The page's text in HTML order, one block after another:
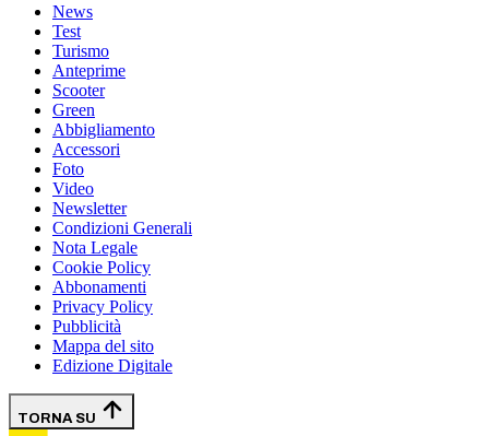
News
Test
Turismo
Anteprime
Scooter
Green
Abbigliamento
Accessori
Foto
Video
Newsletter
Condizioni Generali
Nota Legale
Cookie Policy
Abbonamenti
Privacy Policy
Pubblicità
Mappa del sito
Edizione Digitale
TORNA SU